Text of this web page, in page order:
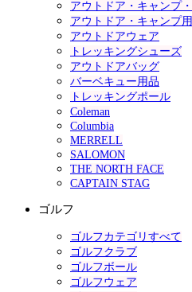
アウトドア・キャンプ
アウトドア・キャンプ
アウトドアウェア
トレッキングシューズ
アウトドアバッグ
バーベキュー用品
トレッキングポール
Coleman
Columbia
MERRELL
SALOMON
THE NORTH FACE
CAPTAIN STAG
ゴルフ
ゴルフカテゴリすべて
ゴルフクラブ
ゴルフボール
ゴルフウェア